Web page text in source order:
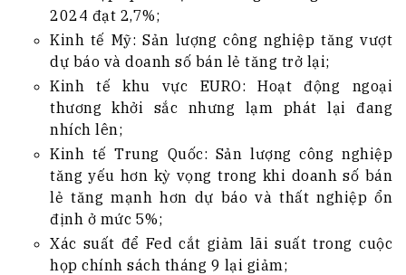
2024 đạt 2,7%;
Kinh tế Mỹ: Sản lượng công nghiệp tăng vượt
dự báo và doanh số bán lẻ tăng trở lại;
Kinh tế khu vực EURO: Hoạt động ngoại
thương khởi sắc nhưng lạm phát lại đang
nhích lên;
Kinh tế Trung Quốc: Sản lượng công nghiệp
tăng yếu hơn kỳ vọng trong khi doanh số bán
lẻ tăng mạnh hơn dự báo và thất nghiệp ổn
định ở mức 5%;
Xác suất để Fed cắt giảm lãi suất trong cuộc
họp chính sách tháng 9 lại giảm;